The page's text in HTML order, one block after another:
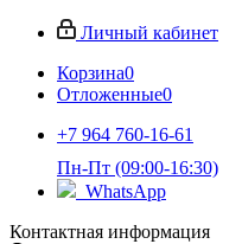
Личный кабинет
Корзина0
Отложенные0
+7 964 760-16-61
Пн-Пт (09:00-16:30)
WhatsApp
Контактная информация